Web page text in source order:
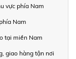
vực phía Nam
Nam
tại miền Nam
giao hàng tận nơi